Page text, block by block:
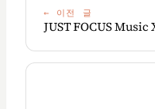
← 이전 글